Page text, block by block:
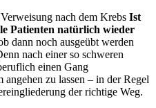
nach dem Krebs Ist
Patienten natürlich wieder
dann noch ausgeübt werden
nach einer so schweren
einen Gang
angehen zu lassen – in der Regel
der richtige Weg.